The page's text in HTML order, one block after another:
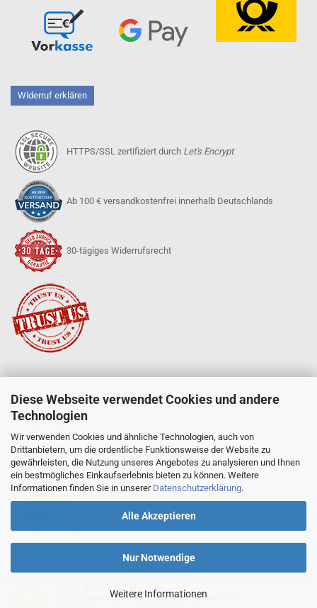
Diese Webseite verwendet Cookies und andere
Technologien
Wir verwenden Cookies und ähnliche Technologien, auch von
Drittanbietern, um die ordentliche Funktionsweise der Website zu
gewährleisten, die Nutzung unseres Angebotes zu analysieren und Ihnen
ein bestmögliches Einkaufserlebnis bieten zu können. Weitere
Informationen finden Sie in unserer Datenschutzerklärung.
Alle Akzeptieren
Nur Notwendige
Weitere Informationen
Widerruf erklären
HTTPS/SSL zertifiziert durch Let's Encrypt
Ab 100 € versandkostenfrei innerhalb Deutschlands
30-tägiges Widerrufsrecht
SERVICE
Mein Konto
Neue Produkte
Angebote
Go-Anfängerpakete
Go-Komplettsets
Go-Regeln (PDF)
Verlagsbroschüre (PDF)
(4.87 / 5)
Bewertungen bei: google.com, shopvote.de ⓘ